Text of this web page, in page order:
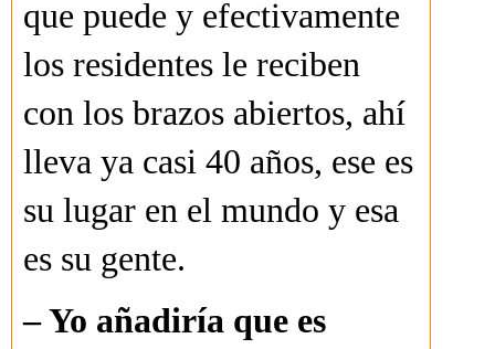
que puede y efectivamente
los residentes le reciben
con los brazos abiertos, ahí
lleva ya casi 40 años, ese es
su lugar en el mundo y esa
es su gente.
– Yo añadiría que es